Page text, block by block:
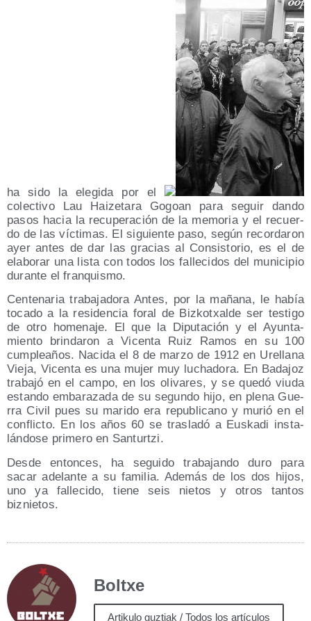
ha sido la ele­gi­da por el
colec­ti­vo Lau Hai­ze­ta­ra Gogoan para seguir dan­do
pasos hacia la recu­pe­ra­ción de la memo­ria y el recuer­
do de las víc­ti­mas. El siguien­te paso, según recor­da­ron
ayer antes de dar las gra­cias al Con­sis­to­rio, es el de
ela­bo­rar una lis­ta con todos los falle­ci­dos del muni­ci­pio
duran­te el franquismo.
Cen­te­na­ria tra­ba­ja­do­ra Antes, por la maña­na, le había
toca­do a la resi­den­cia foral de Biz­kotxal­de ser tes­ti­go
de otro home­na­je. El que la Dipu­tación y el Ayun­ta­
mien­to brin­da­ron a Vicen­ta Ruiz Ramos en su 100
cum­plea­ños. Naci­da el 8 de mar­zo de 1912 en Ure­lla­na
Vie­ja, Vicen­ta es una mujer muy lucha­do­ra. En Bada­joz
tra­ba­jó en el cam­po, en los oli­va­res, y se que­dó viu­da
estan­do emba­ra­za­da de su segun­do hijo, en ple­na Gue­
rra Civil pues su mari­do era repu­bli­cano y murió en el
con­flic­to. En los años 60 se tras­la­dó a Eus­ka­di ins­ta­
lán­do­se pri­me­ro en Santurtzi.
Des­de enton­ces, ha segui­do tra­ba­jan­do duro para
sacar ade­lan­te a su fami­lia. Ade­más de los dos hijos,
uno ya falle­ci­do, tie­ne seis nie­tos y otros tan­tos
biznietos.
Boltxe
Artikulo guztiak / Todos los artículos